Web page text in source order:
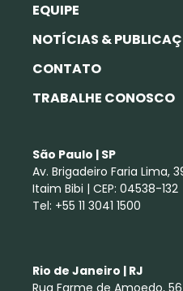
EQUIPE
NOTÍCIAS &
CONTATO
TRABALHE CONOSCO
São Paulo | SP
Av. Brigadeiro Faria Lima,
Itaim Bibi | CEP: 04538-132
Tel: +55 11 3041 1500
Rio de Janeiro | RJ
Rua Farme de Amoedo,